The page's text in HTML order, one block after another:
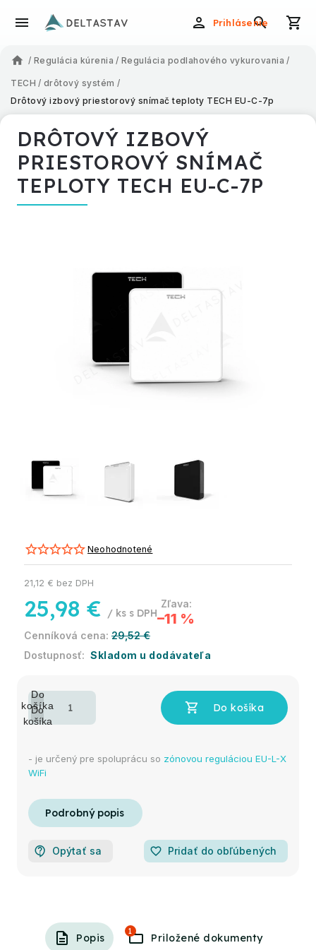
Prihlásenie
/ Regulácia kúrenia / Regulácia podlahového vykurovania /
TECH / drôtový systém /
Drôtový izbový priestorový snímač teploty TECH EU-C-7p
DRÔTOVÝ IZBOVÝ
PRIESTOROVÝ SNÍMAČ
TEPLOTY TECH EU-C-7P
Neohodnotené
29,52 €
–11 %
25,98 € / ks
21,12 € bez DPH
Skladom u dodávateľa
- je určený pre spoluprácu so zónovou reguláciou EU-L-X
WiFi
Opýtať sa favorite_border Pridať do obľúbených
Popis
1